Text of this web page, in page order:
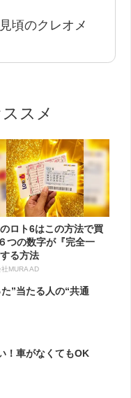
頃のクレオメ
スメ
ロト6はこの方法で買
つの数字が『完全一
る方法
MURA AD
”当たる人の“共通
！車がなくてもOK